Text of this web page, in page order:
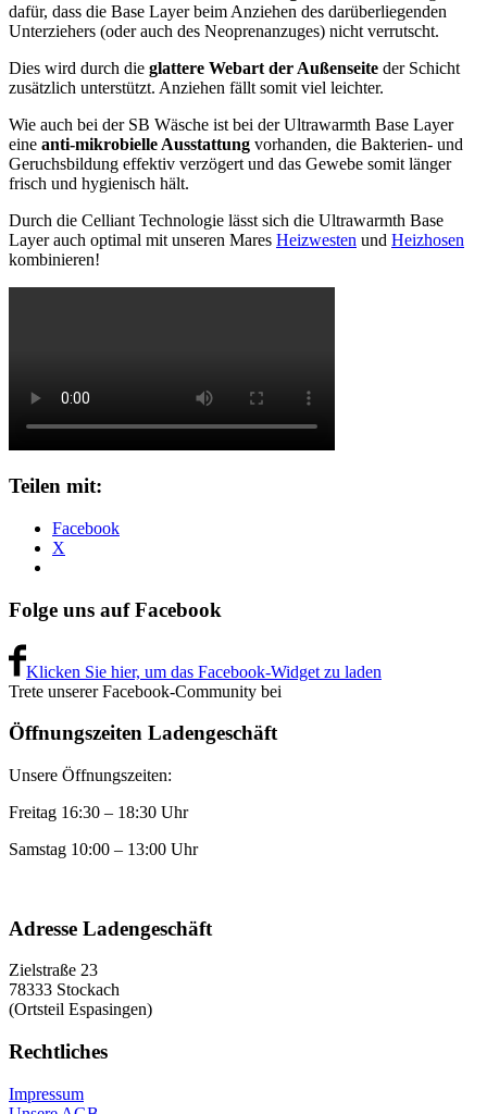
dafür, dass die Base Layer beim Anziehen des darüberliegenden
Unterziehers (oder auch des Neoprenanzuges) nicht verrutscht.
Dies wird durch die glattere Webart der Außenseite der Schicht
zusätzlich unterstützt. Anziehen fällt somit viel leichter.
Wie auch bei der SB Wäsche ist bei der Ultrawarmth Base Layer
eine anti-mikrobielle Ausstattung vorhanden, die Bakterien- und
Geruchsbildung effektiv verzögert und das Gewebe somit länger
frisch und hygienisch hält.
Durch die Celliant Technologie lässt sich die Ultrawarmth Base
Layer auch optimal mit unseren Mares Heizwesten und Heizhosen
kombinieren!
Teilen mit:
Facebook
X
Folge uns auf Facebook
Klicken Sie hier, um das Facebook-Widget zu laden
Trete unserer Facebook-Community bei
Öffnungszeiten Ladengeschäft
Unsere Öffnungszeiten:
Freitag 16:30 – 18:30 Uhr
Samstag 10:00 – 13:00 Uhr
Adresse Ladengeschäft
Zielstraße 23
78333 Stockach
(Ortsteil Espasingen)
Rechtliches
Impressum